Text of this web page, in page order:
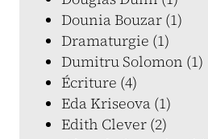
Dounia Bouzar (1)
Dramaturgie (1)
Dumitru Solomon (1)
Écriture (4)
Eda Kriseova (1)
Edith Clever (2)